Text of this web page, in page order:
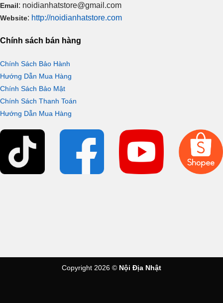
Email: noidianhatstore@gmail.com
Website: http://noidianhatstore.com
Chính sách bán hàng
Chính Sách Bảo Hành
Hướng Dẫn Mua Hàng
Chính Sách Bảo Mật
Chính Sách Thanh Toán
Hướng Dẫn Mua Hàng
Copyright 2026 © Nội Địa Nhật